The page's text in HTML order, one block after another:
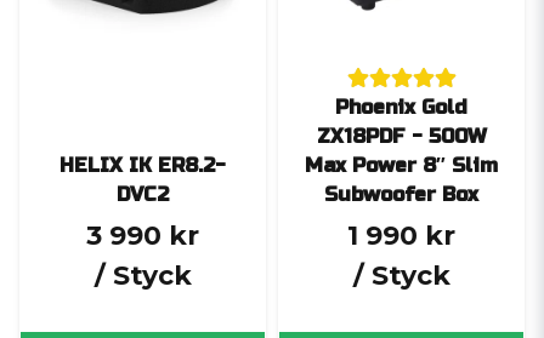
HELIX IK ER8.2-
DVC2
3 990 kr
/ Styck
Phoenix Gold
ZX18PDF - 500W
Max Power 8″ Slim
Subwoofer Box
1 990 kr
/ Styck